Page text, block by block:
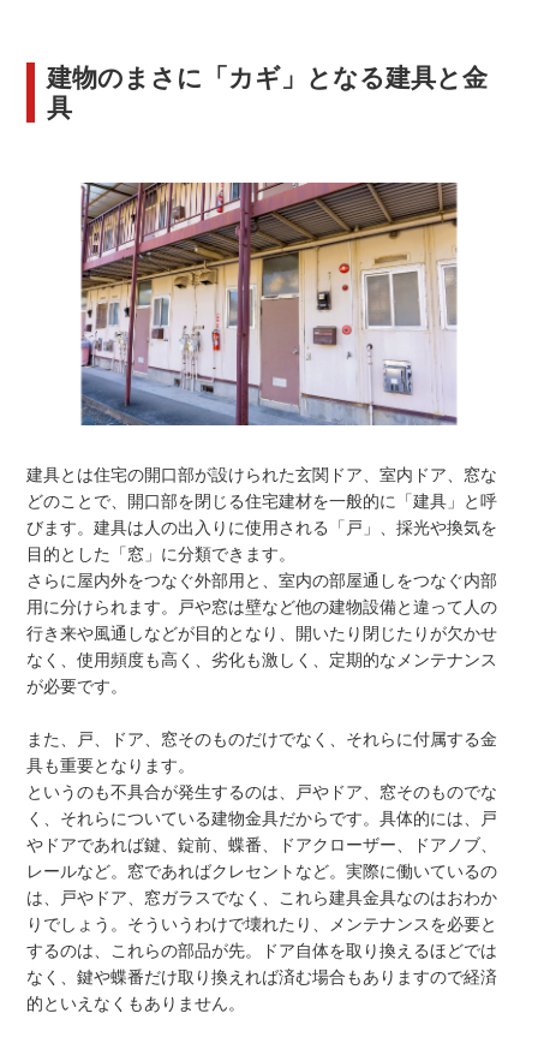
建物のまさに「カギ」となる建具と金
具
建具とは住宅の開口部が設けられた玄関ドア、室内ドア、窓な
どのことで、開口部を閉じる住宅建材を一般的に「建具」と呼
びます。建具は人の出入りに使用される「戸」、採光や換気を
目的とした「窓」に分類できます。
さらに屋内外をつなぐ外部用と、室内の部屋通しをつなぐ内部
用に分けられます。戸や窓は壁など他の建物設備と違って人の
行き来や風通しなどが目的となり、開いたり閉じたりが欠かせ
なく、使用頻度も高く、劣化も激しく、定期的なメンテナンス
が必要です。
また、戸、ドア、窓そのものだけでなく、それらに付属する金
具も重要となります。
というのも不具合が発生するのは、戸やドア、窓そのものでな
く、それらについている建物金具だからです。具体的には、戸
やドアであれば鍵、錠前、蝶番、ドアクローザー、ドアノブ、
レールなど。窓であればクレセントなど。実際に働いているの
は、戸やドア、窓ガラスでなく、これら建具金具なのはおわか
りでしょう。そういうわけで壊れたり、メンテナンスを必要と
するのは、これらの部品が先。ドア自体を取り換えるほどでは
なく、鍵や蝶番だけ取り換えれば済む場合もありますので経済
的といえなくもありません。